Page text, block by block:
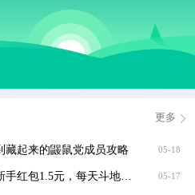
更多
藏起来的鼹鼠党成员攻略 05-18
哈灵斗地主免费新手红包1.5元，每天斗地主领元 05-17